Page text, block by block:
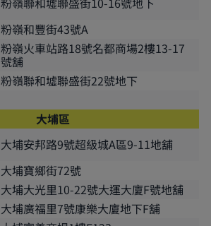
粉嶺和豐街43號A
粉嶺火車站路18號名都商場2樓13-17
號舖
粉嶺聯和墟聯盛街22號地下
大埔區
大埔安邦路9號超級城A區9-11地舖
大埔寶鄉街72號
大埔大光里10-22號大運大廈F號地舖
大埔廣福里7號康樂大廈地下F舖